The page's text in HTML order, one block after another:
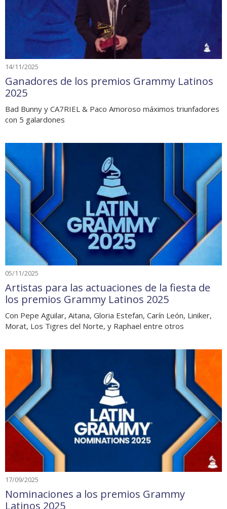
14/11/2025
Ganadores de los premios Grammy Latinos
2025
Bad Bunny y CA7RIEL & Paco Amoroso máximos triunfadores
con 5 galardones
05/11/2025
Artistas para las actuaciones de la fiesta de
los premios Grammy Latinos 2025
Con Pepe Aguilar, Aitana, Gloria Estefan, Carín León, Liniker,
Morat, Los Tigres del Norte, y Raphael entre otros
17/09/2025
Nominaciones a los premios Grammy
Latinos 2025